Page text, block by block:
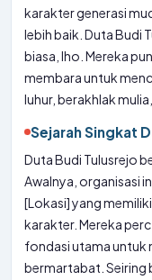
karakter generasi
lebih baik. Duta Budi
biasa, lho. Mereka
membara untuk
luhur, berakhlak
Sejarah Singkat
Duta Budi Tulusrejo
Awalnya, organisasi
[Lokasi] yang
karakter. Mereka
fondasi utama untuk
bermartabat. Seiring